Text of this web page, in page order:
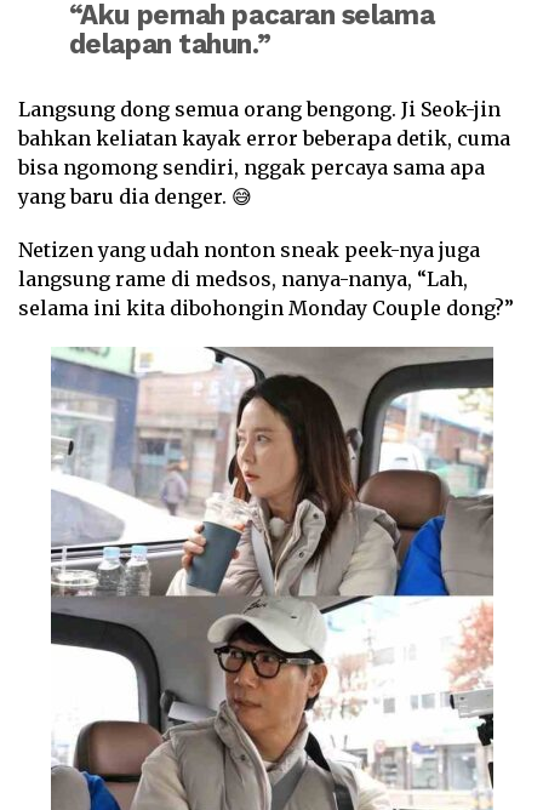
“Aku pernah pacaran selama
delapan tahun.”
Langsung dong semua orang bengong. Ji Seok-jin
bahkan keliatan kayak error beberapa detik, cuma
bisa ngomong sendiri, nggak percaya sama apa
yang baru dia denger. 😅
Netizen yang udah nonton sneak peek-nya juga
langsung rame di medsos, nanya-nanya, “Lah,
selama ini kita dibohongin Monday Couple dong?”